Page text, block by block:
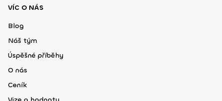
VÍC O NÁS
Blog
Náš tým
Úspěšné příběhy
O nás
Ceník